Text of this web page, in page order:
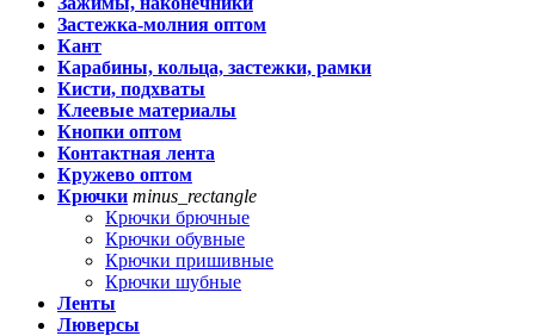
Застежка-молния оптом
Кант
Карабины, кольца, застежки, рамки
Кисти, подхваты
Клеевые материалы
Кнопки оптом
Контактная лента
Кружево оптом
Крючки minus_rectangle
Крючки брючные
Крючки обувные
Крючки пришивные
Крючки шубные
Ленты
Люверсы